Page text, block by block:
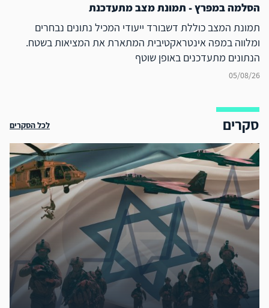
הסלמה במפרץ - תמונת מצב מתעדכנת
תמונת המצב כוללת דשבורד ייעודי המכיל נתונים נבחרים
ומלווה במפה אינטראקטיבית המתארת את המציאות בשטח.
הנתונים מתעדכנים באופן שוטף
05/08/26
סקרים לכל הסקרים